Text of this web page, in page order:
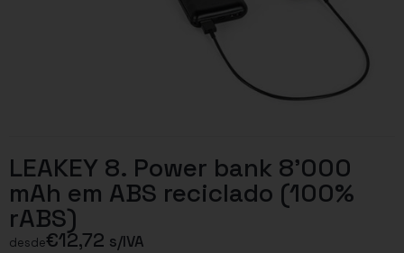
LEAKEY 8. Power bank 8’000
mAh em ABS reciclado (100%
rABS)
desde€12,72 s/IVA